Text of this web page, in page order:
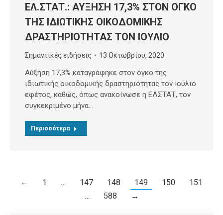
ΕΛ.ΣΤΑΤ.: ΑΥΞΗΣΗ 17,3% ΣΤΟΝ ΟΓΚΟ
ΤΗΣ ΙΔΙΩΤΙΚΗΣ ΟΙΚΟΔΟΜΙΚΗΣ
ΔΡΑΣΤΗΡΙΟΤΗΤΑΣ ΤΟΝ ΙΟΥΛΙΟ
Σημαντικές ειδήσεις 13 Οκτωβρίου, 2020
Αύξηση 17,3% καταγράφηκε στον όγκο της
ιδιωτικής οικοδομικής δραστηριότητας τον Ιούλιο
εφέτος, καθώς, όπως ανακοίνωσε η ΕΛΣΤΑΤ, τον
συγκεκριμένο μήνα…
Περισσότερα
← 1 … 147 148 149 150
151
…
588 →